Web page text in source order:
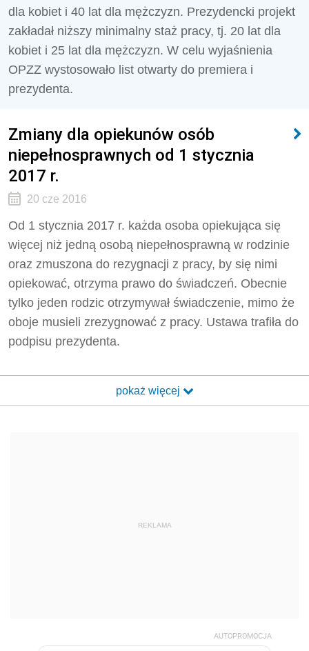
dla kobiet i 40 lat dla mężczyzn. Prezydencki projekt
zakładał niższy minimalny staż pracy, tj. 20 lat dla
kobiet i 25 lat dla mężczyzn. W celu wyjaśnienia
OPZZ wystosowało list otwarty do premiera i
prezydenta.
Zmiany dla opiekunów osób
niepełnosprawnych od 1 stycznia
2017 r.
20 cze 2016
Od 1 stycznia 2017 r. każda osoba opiekująca się
więcej niż jedną osobą niepełnosprawną w rodzinie
oraz zmuszona do rezygnacji z pracy, by się nimi
opiekować, otrzyma prawo do świadczeń. Obecnie
tylko jeden rodzic otrzymywał świadczenie, mimo że
oboje musieli zrezygnować z pracy. Ustawa trafiła do
podpisu prezydenta.
pokaż więcej
REKLAMA
AUTOPROMOCJA